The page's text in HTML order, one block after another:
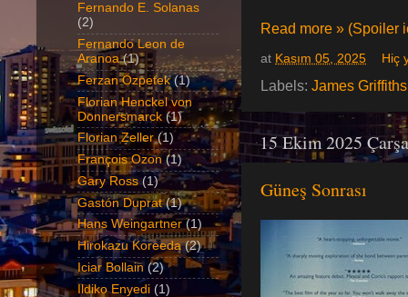
Read more » (Spoiler
at Kasım 05, 2025 Hiç
Labels: James Griffiths
15 Ekim 2025
Güneş Sonrası
Fernando E. Solanas
(2)
Fernando Leon de
Aranoa (1)
Ferzan Özpetek (1)
Florian Henckel von
Donnersmarck (1)
Florian Zeller (1)
François Ozon (1)
Gary Ross (1)
Gastón Duprat (1)
Hans Weingartner (1)
Hirokazu Koreeda (2)
Iciar Bollain (2)
Ildiko Enyedi (1)